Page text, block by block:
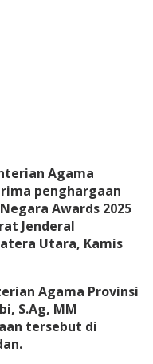
Agama
penghargaan
Awards 2025
Jenderal
Utara, Kamis
Agama Provinsi
S.Ag, MM
tersebut di